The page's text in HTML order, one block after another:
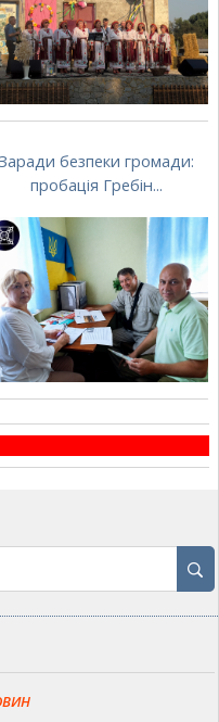
Заради безпеки громади:
пробація Гребін...